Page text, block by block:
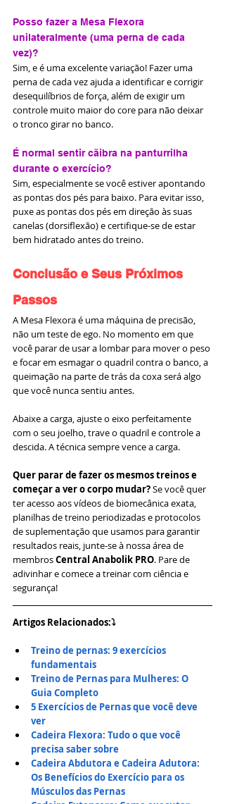
Posso fazer a Mesa Flexora
unilateralmente (uma perna de cada
vez)?
Sim, e é uma excelente variação! Fazer uma
perna de cada vez ajuda a identificar e corrigir
desequilíbrios de força, além de exigir um
controle muito maior do core para não deixar
o tronco girar no banco.
É normal sentir cãibra na panturrilha
durante o exercício?
Sim, especialmente se você estiver apontando
as pontas dos pés para baixo. Para evitar isso,
puxe as pontas dos pés em direção às suas
canelas (dorsiflexão) e certifique-se de estar
bem hidratado antes do treino.
Conclusão e Seus Próximos
Passos
A Mesa Flexora é uma máquina de precisão,
não um teste de ego. No momento em que
você parar de usar a lombar para mover o peso
e focar em esmagar o quadril contra o banco, a
queimação na parte de trás da coxa será algo
que você nunca sentiu antes.
Abaixe a carga, ajuste o eixo perfeitamente
com o seu joelho, trave o quadril e controle a
descida. A técnica sempre vence a carga.
Quer parar de fazer os mesmos treinos e
começar a ver o corpo mudar? Se você quer
ter acesso aos vídeos de biomecânica exata,
planilhas de treino periodizadas e protocolos
de suplementação que usamos para garantir
resultados reais, junte-se à nossa área de
membros Central Anabolik PRO. Pare de
adivinhar e comece a treinar com ciência e
segurança!
Artigos Relacionados:⤵
Treino de pernas: 9 exercícios
fundamentais
Treino de Pernas para Mulheres: O
Guia Completo
5 Exercícios de Pernas que você deve
ver
Cadeira Flexora: Tudo o que você
precisa saber sobre
Cadeira Abdutora e Cadeira Adutora:
Os Benefícios do Exercício para os
Músculos das Pernas